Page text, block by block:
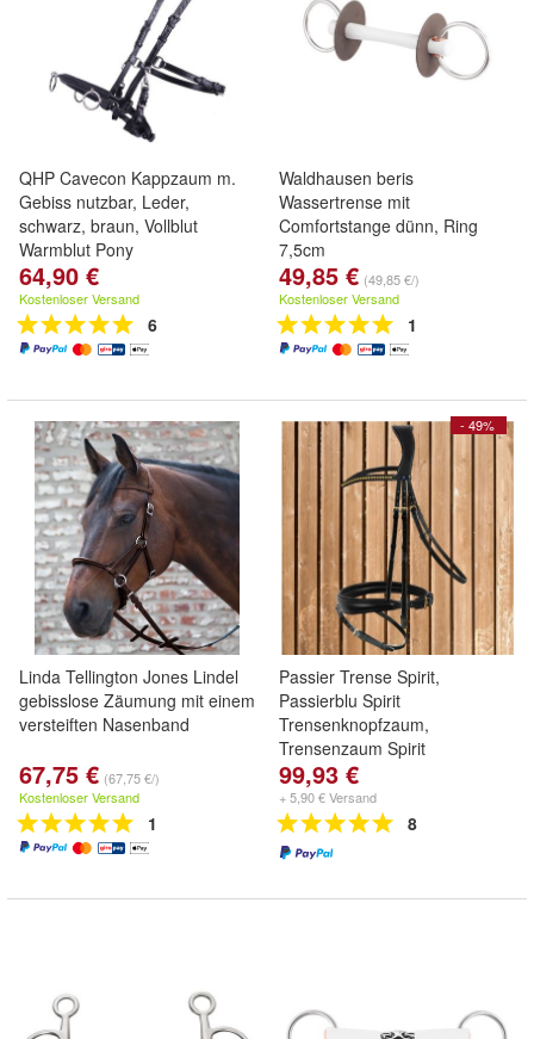
QHP Cavecon Kappzaum m.
Gebiss nutzbar, Leder,
schwarz, braun, Vollblut
Warmblut Pony
64,90 €
Kostenloser Versand
6
Waldhausen beris
Wassertrense mit
Comfortstange dünn, Ring
7,5cm
49,85 € (49,85 €/)
Kostenloser Versand
1
Linda Tellington Jones Lindel
gebisslose Zäumung mit einem
versteiften Nasenband
67,75 € (67,75 €/)
Kostenloser Versand
1
- 49%
Passier Trense Spirit,
Passierblu Spirit
Trensenknopfzaum,
Trensenzaum Spirit
99,93 €
+ 5,90 € Versand
8